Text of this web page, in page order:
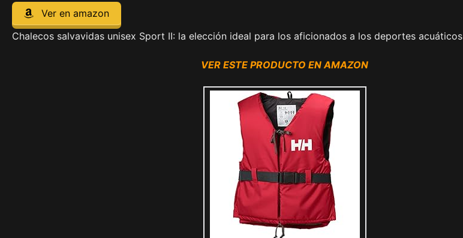
Ver en amazon
Chalecos salvavidas unisex Sport II: la elección ideal para los aficionados a los deportes acuáticos
VER ESTE PRODUCTO EN AMAZON